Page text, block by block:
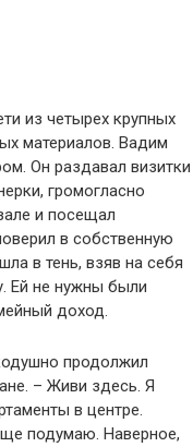
из четырех крупных
материалов. Вадим
Он раздавал визитки
громогласно
и посещал
в собственную
в тень, взяв на себя
Ей не нужны были
доход.
продолжил
– Живи здесь. Я
в центре.
подумаю. Наверное,